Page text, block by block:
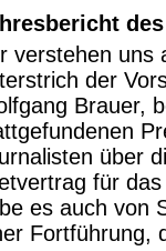
verstehen uns
der
Brauer,
über
für
es auch von
Fortführung,